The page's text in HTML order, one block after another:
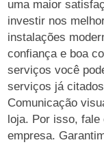
uma maior
investir nos
instalações
confiança e boa
serviços você
serviços já
Comunicação
loja. Por isso,
empresa.